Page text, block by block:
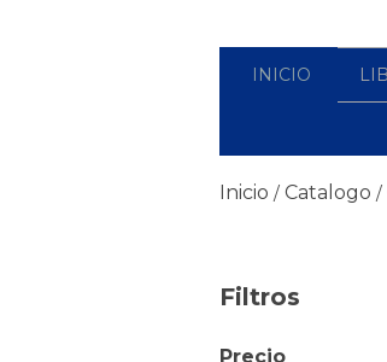
INICIO
Inicio / Catalogo /
Filtros
Precio